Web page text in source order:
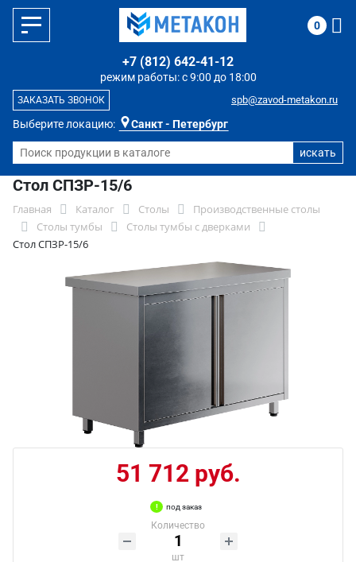
Выберите локацию: Санкт - Петербург
режим работы: с 9:00 до 18:00
+7 (812) 642-41-12
spb@zavod-metakon.ru
ЗАКАЗАТЬ ЗВОНОК
0
Стол СПЗР-15/6
Главная Каталог Столы
Производственные столы
Столы тумбы
Столы тумбы с дверками
Стол СПЗР-15/6
51 712 руб.
под заказ
Количество
шт